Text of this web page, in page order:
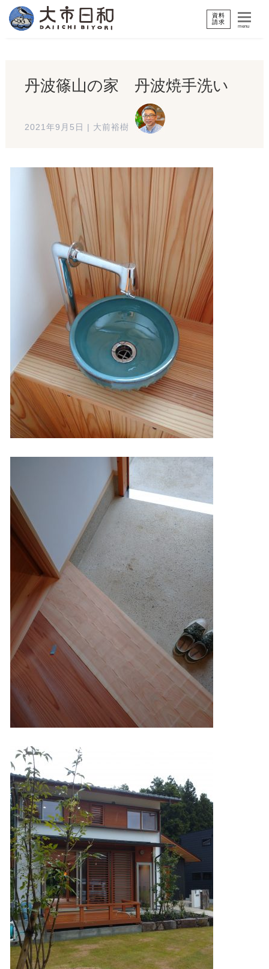
資料
請求
menu
丹波篠山の家 丹波焼手洗い
2021年9月5日 大前裕樹